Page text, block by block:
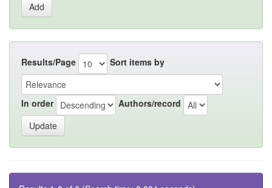
Results/Page Sort items by
In order Authors/record